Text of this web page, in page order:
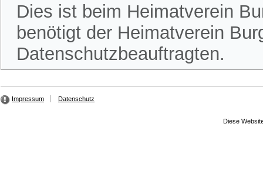
Dies ist beim Heimatverein
benötigt der Heimatverein
Datenschutzbeauftragten.
Impressum Datenschutz
Diese